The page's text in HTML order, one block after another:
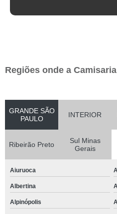
Regiões onde a
GRANDE SÃO
PAULO
INTERIOR
Ribeirão Preto
Sul Minas
Gerais
Aiuruoca
Albertina
Alpinópolis